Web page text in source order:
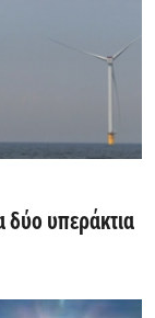
δύο υπεράκτια